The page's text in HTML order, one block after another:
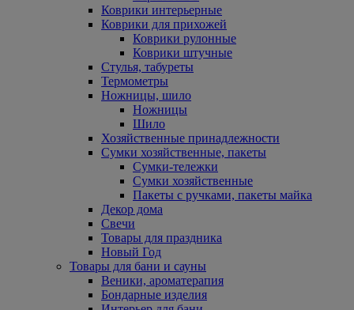
Коврики интерьерные
Коврики для прихожей
Коврики рулонные
Коврики штучные
Стулья, табуреты
Термометры
Ножницы, шило
Ножницы
Шило
Хозяйственные принадлежности
Сумки хозяйственные, пакеты
Сумки-тележки
Сумки хозяйственные
Пакеты с ручками, пакеты майка
Декор дома
Свечи
Товары для праздника
Новый Год
Товары для бани и сауны
Веники, ароматерапия
Бондарные изделия